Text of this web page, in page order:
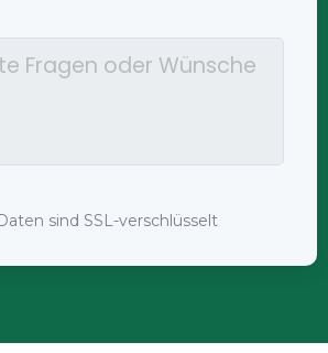
sind SSL-verschlüsselt